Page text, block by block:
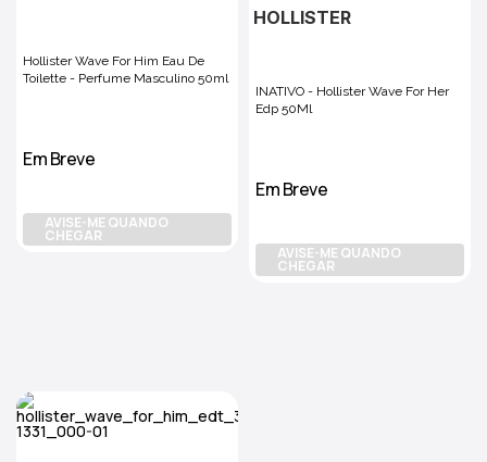
Hollister Wave For Him Eau De
Toilette - Perfume Masculino 50ml
Em Breve
AVISE-ME QUANDO
CHEGAR
HOLLISTER
INATIVO - Hollister Wave For Her
Edp 50Ml
Em Breve
AVISE-ME QUANDO
CHEGAR